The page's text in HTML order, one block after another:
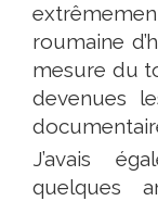
roumaine
mesure du
devenues
J’avais
quelques